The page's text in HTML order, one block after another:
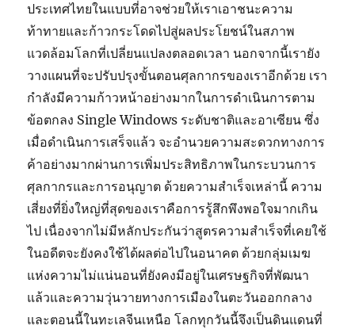
ประเทศไทยในแบบที่อาจช่วยให้เราเอาชนะความ
ท้าทายและก้าวกระโดดไปสู่ผลประโยชน์ในสภาพ
แวดล้อมโลกที่เปลี่ยนแปลงตลอดเวลา นอกจากนี้เรายัง
วางแผนที่จะปรับปรุงขั้นตอนศุลกากรของเราอีกด้วย เรา
กำลังมีความก้าวหน้าอย่างมากในการดำเนินการตาม
ข้อตกลง Single Windows ระดับชาติและอาเซียน ซึ่ง
เมื่อดำเนินการเสร็จแล้ว จะอำนวยความสะดวกทางการ
ค้าอย่างมากผ่านการเพิ่มประสิทธิภาพในกระบวนการ
ศุลกากรและการอนุญาต ด้วยความสำเร็จเหล่านี้ ความ
เสี่ยงที่ยิ่งใหญ่ที่สุดของเราคือการรู้สึกพึงพอใจมากเกิน
ไป เนื่องจากไม่มีหลักประกันว่าสูตรความสำเร็จที่เคยใช้
ในอดีตจะยังคงใช้ได้ผลต่อไปในอนาคต ด้วยกลุ่มเมฆ
แห่งความไม่แน่นอนที่ยังคงมีอยู่ในเศรษฐกิจที่พัฒนา
แล้วและความวุ่นวายทางการเมืองในตะวันออกกลาง
และตอนนี้ในทะเลจีนเหนือ โลกทุกวันนี้จึงเป็นดินแดนที่